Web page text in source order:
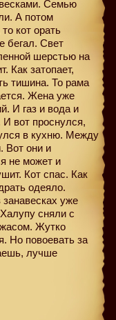
Семью
А потом
кот орать
бегал. Свет
шерстью на
Как затопает,
тишина. То рама
Жена уже
И газ и вода и
И вот проснулся,
в кухню. Между
Вот они и
не может и
Кот спас. Как
одеяло.
уже
сняли с
Жутко
Но повоевать за
лучше